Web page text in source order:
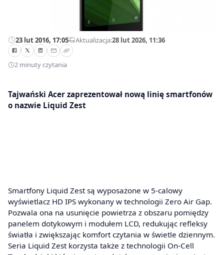
23 lut 2016, 17:05—Aktualizacja:28 lut 2026, 11:36
2 minuty czytania
Tajwański Acer zaprezentował nową linię smartfonów
o nazwie Liquid Zest
Smartfony Liquid Zest są wyposażone w 5-calowy
wyświetlacz HD IPS wykonany w technologii Zero Air Gap.
Pozwala ona na usunięcie powietrza z obszaru pomiędzy
panelem dotykowym i modułem LCD, redukując refleksy
światła i zwiększając komfort czytania w świetle dziennym.
Seria Liquid Zest korzysta także z technologii On-Cell